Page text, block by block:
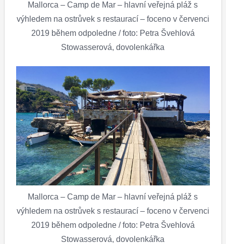
Mallorca – Camp de Mar – hlavní veřejná pláž s
výhledem na ostrůvek s restaurací – foceno v červenci
2019 během odpoledne / foto: Petra Švehlová
Stowasserová, dovolenkářka
Mallorca – Camp de Mar – hlavní veřejná pláž s
výhledem na ostrůvek s restaurací – foceno v červenci
2019 během odpoledne / foto: Petra Švehlová
Stowasserová, dovolenkářka